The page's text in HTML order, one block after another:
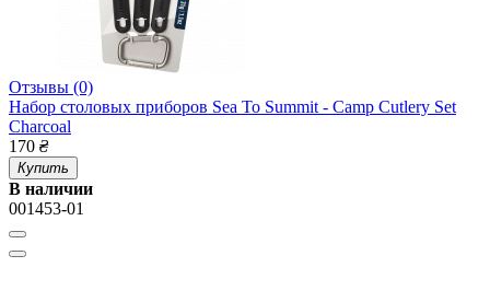
Отзывы (0)
Набор столовых приборов Sea To Summit - Camp Cutlery Set
Charcoal
170 ₴
Купить
В наличии
001453-01